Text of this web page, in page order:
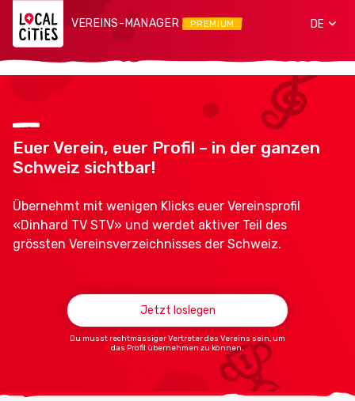
VEREINS-MANAGER PREMIUM DE
Euer Verein, euer Profil – in der ganzen
Schweiz sichtbar!
Übernehmt mit wenigen Klicks euer Vereinsprofil
«Dinhard TV STV» und werdet aktiver Teil des
grössten Vereinsverzeichnisses der Schweiz.
Jetzt loslegen
Du musst rechtmässiger Vertreter des Vereins sein, um
das Profil übernehmen zu können.